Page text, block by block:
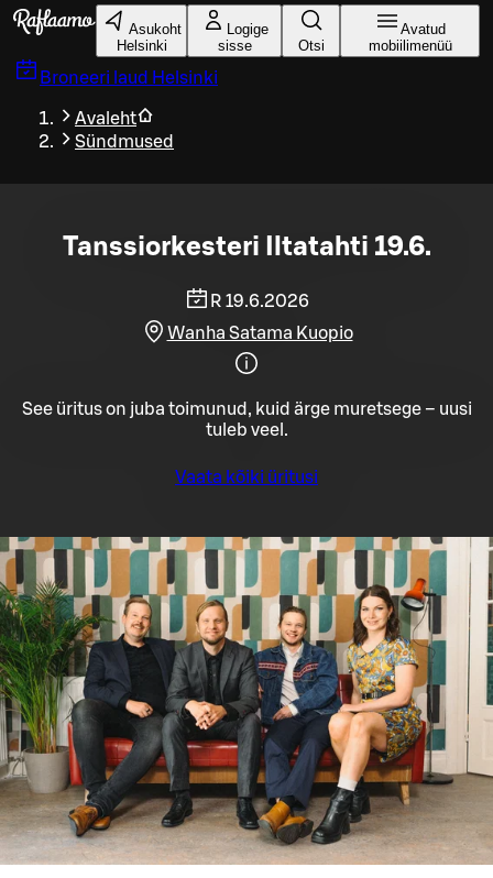
Liigu peamise sisu juurde
Asukoht
Helsinki
Logige
sisse
Otsi
Avatud
mobiilimenüü
Broneeri laud Helsinki
Avaleht
Sündmused
Tanssiorkesteri Iltatahti 19.6.
R 19.6.2026
Wanha Satama Kuopio
See üritus on juba toimunud, kuid ärge muretsege – uusi
tuleb veel.
Vaata kõiki üritusi